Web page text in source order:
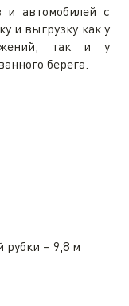
и автомобилей с
и выгрузку как у
так и у
берега.
– 9,8 м